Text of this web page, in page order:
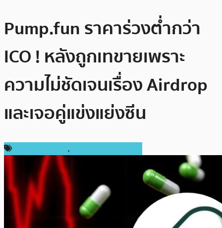
Pump.fun ราคาร่วงต่ำกว่า
ICO ! หลังถูกเทขายเพราะ
ความไม่ชัดเจนเรื่อง Airdrop
และเจอคู่แข่งแย่งซีน
,